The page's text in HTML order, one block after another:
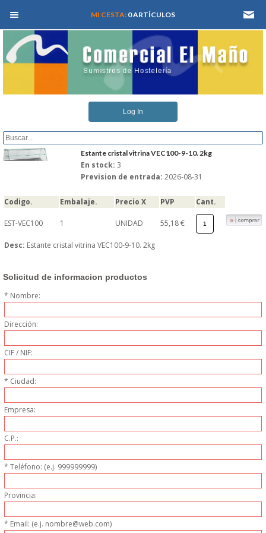
MEN� PRINCIPAL
QUIENES SOMOS
CATALOGOS
REFORMAS Y PROYECTOS
REGISTRARSE
SERVICIO TECNICO
PRODUCTOS EN OFERTAS
ALMACEN Y TRANSPORTE
COMPLEMENTOS DE BA�O
MI CESTA: 0 ARTÍCULOS
Log In
Estante cristal vitrina VEC100-9-10. 2kg
En stock: 3
Prevision de entrada: 2026-08-31
Codigo. Embalaje. Precio X PVP Cant.
EST-VEC100 1 UNIDAD 55,18 €
Desc: Estante cristal vitrina VEC100-9-10. 2kg
Solicitud de informacion productos
* Nombre:
Dirección:
CIF / NIF:
* Ciudad:
Empresa:
C.P.:
* Teléfono: (e.j. 999999999)
Provincia:
* Email: (e.j. nombre@web.com)